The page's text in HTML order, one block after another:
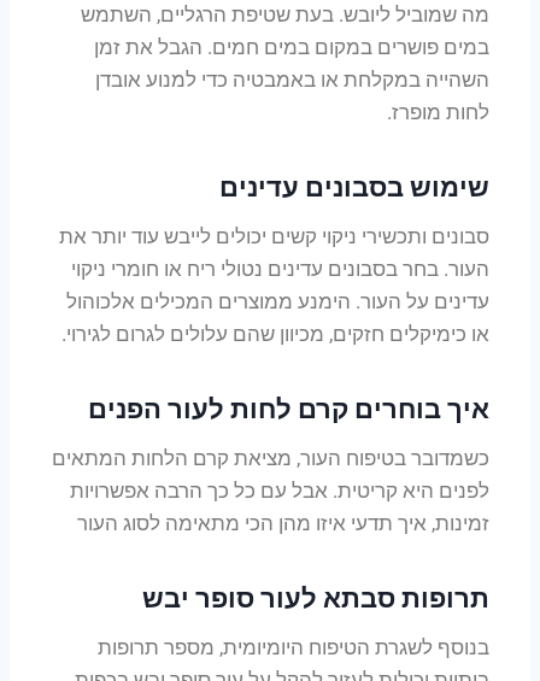
מה שמוביל ליובש. בעת שטיפת הרגליים, השתמש
במים פושרים במקום במים חמים. הגבל את זמן
השהייה במקלחת או באמבטיה כדי למנוע אובדן
לחות מופרז.
שימוש בסבונים עדינים
סבונים ותכשירי ניקוי קשים יכולים לייבש עוד יותר את
העור. בחר בסבונים עדינים נטולי ריח או חומרי ניקוי
עדינים על העור. הימנע ממוצרים המכילים אלכוהול
או כימיקלים חזקים, מכיוון שהם עלולים לגרום לגירוי.
איך בוחרים קרם לחות לעור הפנים
כשמדובר בטיפוח העור, מציאת קרם הלחות המתאים
לפנים היא קריטית. אבל עם כל כך הרבה אפשרויות
זמינות, איך תדעי איזו מהן הכי מתאימה לסוג העור
תרופות סבתא לעור סופר יבש
בנוסף לשגרת הטיפוח היומיומית, מספר תרופות